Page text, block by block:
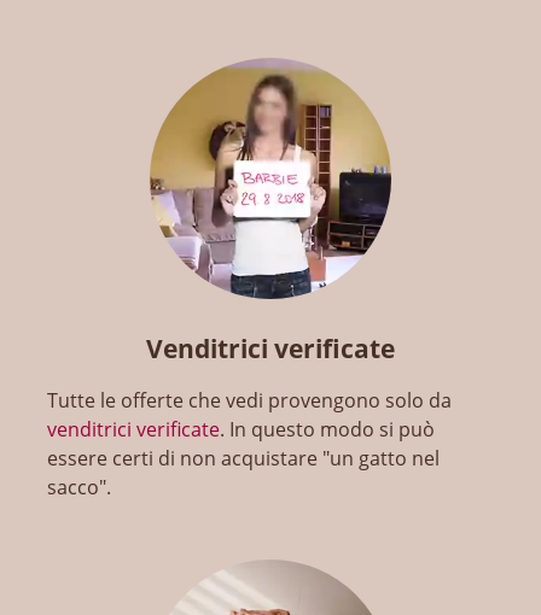
Venditrici verificate
Tutte le offerte che vedi provengono solo da
venditrici verificate. In questo modo si può
essere certi di non acquistare "un gatto nel
sacco".